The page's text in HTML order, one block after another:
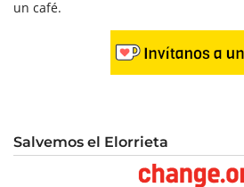
un café.
Salvemos el Elorrieta